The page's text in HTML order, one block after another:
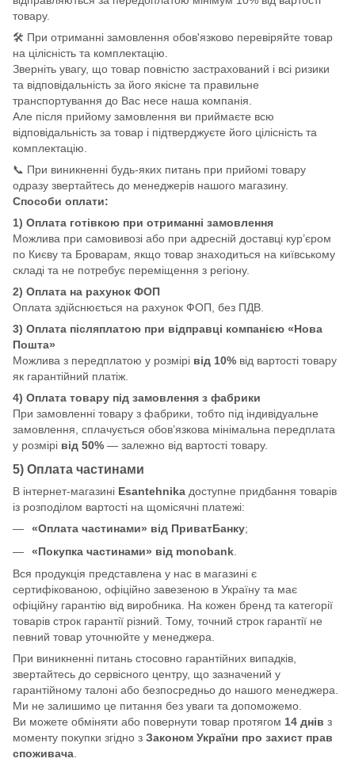
товару.
🛠️ При отриманні замовлення обов'язково перевіряйте товар
на цілісність та комплектацію.
Зверніть увагу, що товар повністю застрахований і всі ризики
та відповідальність за його якісне та правильне
транспортування до Вас несе наша компанія.
Але після прийому замовлення ви приймаєте всю
відповідальність за товар і підтверджуєте його цілісність та
комплектацію.
📞 При виникненні будь-яких питань при прийомі товару
одразу звертайтесь до менеджерів нашого магазину.
Способи оплати:
1) Оплата готівкою при отриманні замовлення
Можлива при самовивозі або при адресній доставці кур’єром
по Києву та Броварам, якщо товар знаходиться на київському
складі та не потребує переміщення з регіону.
2) Оплата на рахунок ФОП
Оплата здійснюється на рахунок ФОП, без ПДВ.
3) Оплата післяплатою при відправці компанією «Нова
Пошта»
Можлива з передплатою у розмірі від 10% від вартості товару
як гарантійний платіж.
4) Оплата товару під замовлення з фабрики
При замовленні товару з фабрики, тобто під індивідуальне
замовлення, сплачується обов’язкова мінімальна передплата
у розмірі від 50% — залежно від вартості товару.
5) Оплата частинами
В інтернет-магазині Esantehnika доступне придбання товарів
із розподілом вартості на щомісячні платежі:
«Оплата частинами» від ПриватБанку;
«Покупка частинами» від monobank
Вся продукція представлена у нас в магазині є
сертифікованою, офіційно завезеною в Україну та має
офіційну гарантію від виробника. На кожен бренд та категорії
товарів строк гарантії різний. Тому, точний строк гарантії не
певний товар уточнюйте у менеджера.
При виникненні питань стосовно гарантійних випадків,
звертайтесь до сервісного центру, що зазначений у
гарантійному талоні або безпосредньо до нашого менеджера.
Ми не залишимо це питання без уваги та допоможемо.
Ви можете обміняти або повернути товар протягом 14 днів з
моменту покупки згідно з Законом України про захист прав
споживача